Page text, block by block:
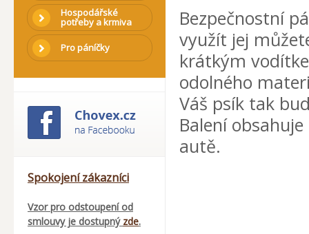
Hospodářské
potřeby a krmiva
Pro páníčky
Spokojení zákazníci
Vzor pro odstoupení od
smlouvy je dostupný zde.
Bezpečnostní
využít jej
krátkým
odolného
Váš psík tak
Balení
autě.